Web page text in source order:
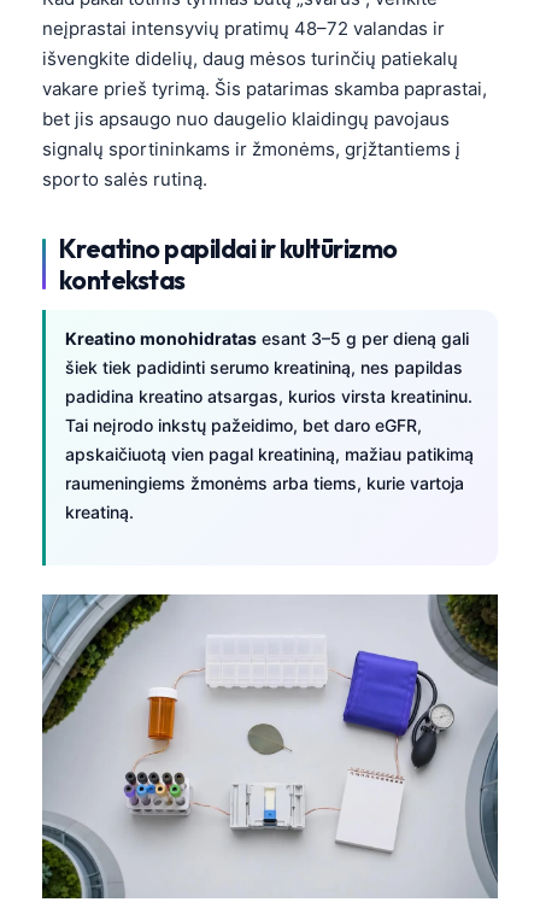
neįprastai intensyvių pratimų 48–72 valandas ir
išvengkite didelių, daug mėsos turinčių patiekalų
vakare prieš tyrimą. Šis patarimas skamba paprastai,
bet jis apsaugo nuo daugelio klaidingų pavojaus
signalų sportininkams ir žmonėms, grįžtantiems į
sporto salės rutiną.
Kreatino papildai ir kultūrizmo
kontekstas
Kreatino monohidratas esant 3–5 g per dieną gali
šiek tiek padidinti serumo kreatininą, nes papildas
padidina kreatino atsargas, kurios virsta kreatininu.
Tai neįrodo inkstų pažeidimo, bet daro eGFR,
apskaičiuotą vien pagal kreatininą, mažiau patikimą
raumeningiems žmonėms arba tiems, kurie vartoja
kreatiną.